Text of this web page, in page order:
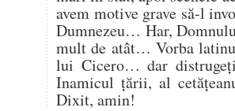
avem motive grave să-l
Dumnezeu… Har,
mult de atât… Vorba
lui Cicero… dar
Inamicul ţării, al
Dixit, amin!